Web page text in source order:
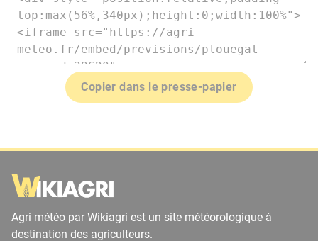
Copier dans le presse-papier
Agri météo par Wikiagri est un site météorologique à
destination des agriculteurs.